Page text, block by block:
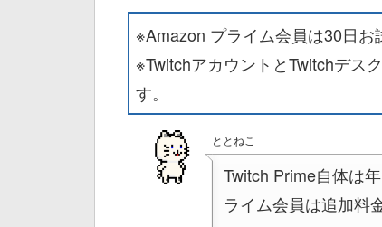
※Amazon プライム会員は30日お
※TwitchアカウントとTwitchデス
す。
ととねこ
Twitch Prime自体は
ライム会員は追加料